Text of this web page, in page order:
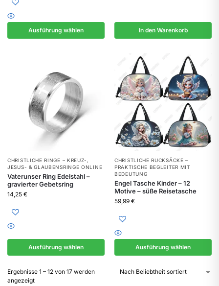
Ausführung wählen In den Warenkorb
CHRISTLICHE RINGE – KREUZ-,
JESUS- & GLAUBENSRINGE ONLINE
Vaterunser Ring Edelstahl –
gravierter Gebetsring
14,25 €
Ausführung wählen
CHRISTLICHE RUCKSÄCKE –
PRAKTISCHE BEGLEITER MIT
BEDEUTUNG
Engel Tasche Kinder – 12
Motive – süße Reisetasche
59,99 €
Ausführung wählen
Ergebnisse 1 – 12 von 17 werden
angezeigt